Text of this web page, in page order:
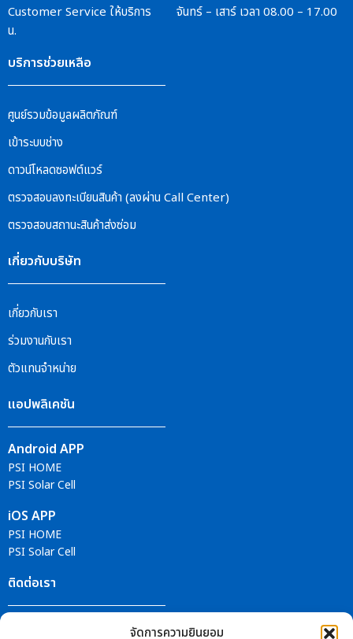
จัดการความยินยอม
Customer Service ให้บริการ จันทร์ – เสาร์ เวลา 08.00 – 17.00
น.
บริการช่วยเหลือ
ศูนย์รวมข้อมูลผลิตภัณฑ์
เข้าระบบช่าง
ดาวน์โหลดซอฟต์แวร์
ตรวจสอบลงทะเบียนสินค้า (ลงผ่าน Call Center)
ตรวจสอบสถานะสินค้าส่งซ่อม
เกี่ยวกับบริษัท
เกี่ยวกับเรา
ร่วมงานกับเรา
ตัวแทนจำหน่าย
แอปพลิเคชัน
Android APP
PSI HOME
PSI Solar Cell
iOS APP
PSI HOME
PSI Solar Cell
ติดต่อเรา